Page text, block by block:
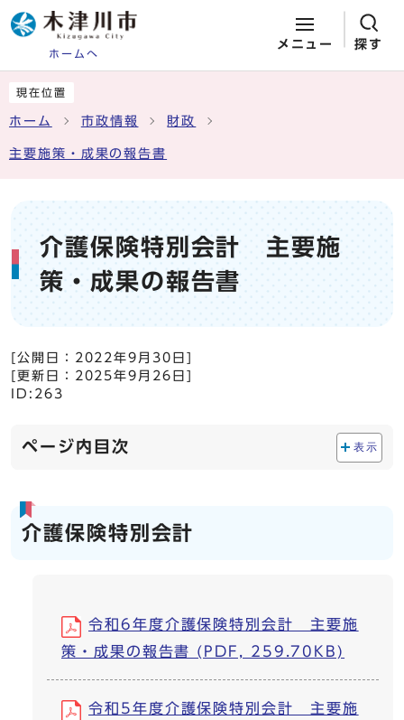
ホームへ
メニュー 探す
現在位置
ホーム 市政情報 財政
主要施策・成果の報告書
介護保険特別会計 主要施
策・成果の報告書
[公開日： 2022年9月30日
[更新日： 2025年9月26日
ID:263
ページ内目次 表示
介護保険特別会計
令和6年度介護保険特別会計 主要施
策・成果の報告書 (PDF, 259.70KB)
令和5年度介護保険特別会計 主要施